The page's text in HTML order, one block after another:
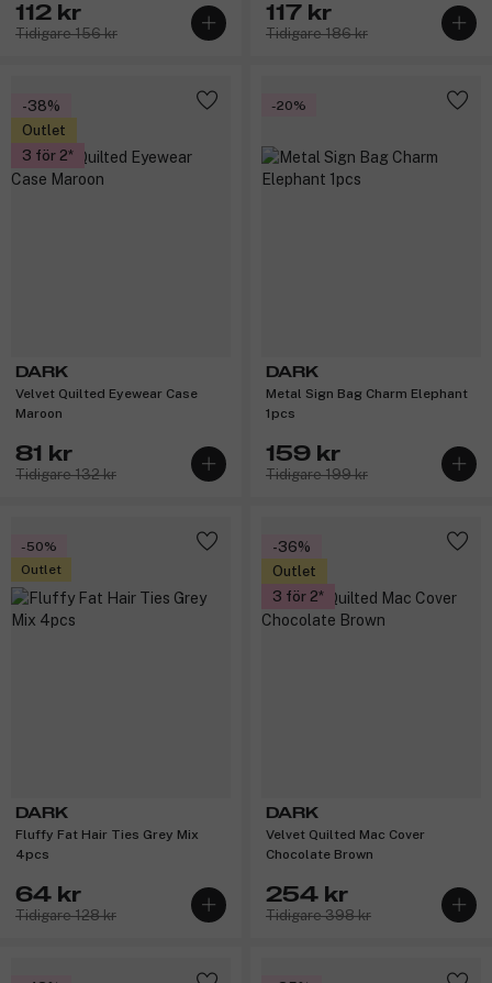
112 kr
Tidigare 156 kr
117 kr
Tidigare 186 kr
-38%
Outlet
3 för 2
DARK
Velvet Quilted Eyewear Case
Maroon
81 kr
Tidigare 132 kr
-20%
DARK
Metal Sign Bag Charm Elephant
1pcs
159 kr
Tidigare 199 kr
-50%
Outlet
DARK
Fluffy Fat Hair Ties Grey Mix
4pcs
64 kr
Tidigare 128 kr
-36%
Outlet
3 för 2
DARK
Velvet Quilted Mac Cover
Chocolate Brown
254 kr
Tidigare 398 kr